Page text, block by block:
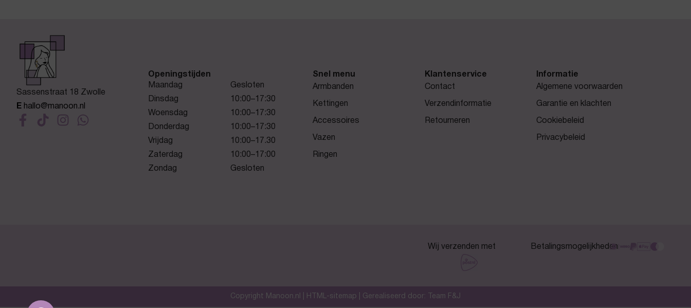
Sassenstraat 18 Zwolle
E hallo@manoon.nl
Openingstijden
Maandag
Gesloten
Dinsdag
10:00–17:30
Woensdag
10:00–17:30
Donderdag
10:00–17:30
Vrijdag
10:00–17.30
Zaterdag
10:00–17:00
Zondag
Gesloten
Snel menu
Armbanden
Kettingen
Accessoires
Vazen
Ringen
Klantenservice
Contact
Verzendinformatie
Retourneren
Informatie
Algemene voorwaarden
Garantie en klachten
Cookiebeleid
Privacybeleid
Wij verzenden met Betalingsmogelijkheden
Copyright Manoon.nl | HTML-sitemap | Gerealiseerd door: Team F&J